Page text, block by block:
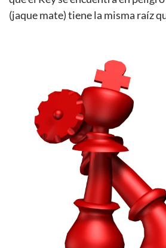
(jaque mate) tiene la misma raíz